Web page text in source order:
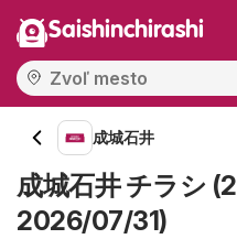
Saishinchirashi
成城石井
成城石井 チラシ
2026/07/31)